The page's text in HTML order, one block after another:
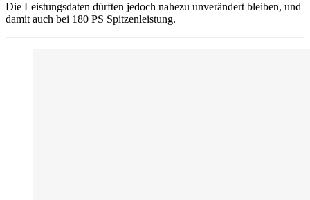
Die Leistungsdaten dürften jedoch nahezu unverändert bleiben, und
damit auch bei 180 PS Spitzenleistung.